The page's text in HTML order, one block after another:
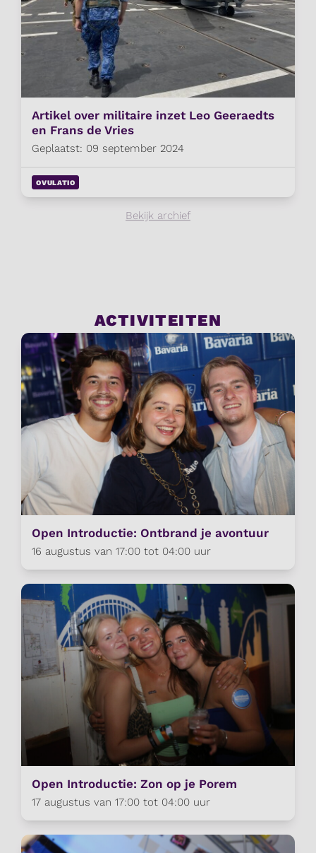
Artikel over militaire inzet Leo Geeraedts
en Frans de Vries
Geplaatst: 09 september 2024
OVULATIO
Bekijk archief
ACTIVITEITEN
Open Introductie: Ontbrand je avontuur
16 augustus van 17:00 tot 04:00 uur
Open Introductie: Zon op je Porem
17 augustus van 17:00 tot 04:00 uur